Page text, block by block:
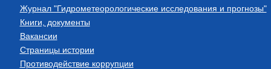
Журнал "Гидрометеорологические исследования и прогнозы"
Книги, документы
Вакансии
Страницы истории
Противодействие коррупции